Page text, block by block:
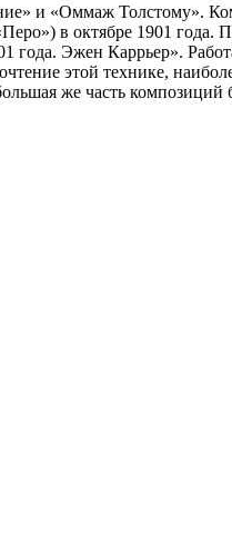
и «Оммаж Толстому».
в октябре 1901
года. Эжен Каррьер».
этой технике,
же часть композиций